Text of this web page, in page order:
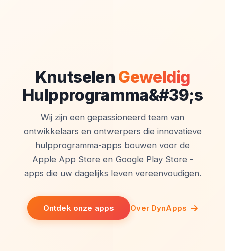
Knutselen Geweldig
Hulpprogramma&#39;s
Wij zijn een gepassioneerd team van
ontwikkelaars en ontwerpers die innovatieve
hulpprogramma-apps bouwen voor de
Apple App Store en Google Play Store -
apps die uw dagelijks leven vereenvoudigen.
Ontdek onze apps Over DynApps